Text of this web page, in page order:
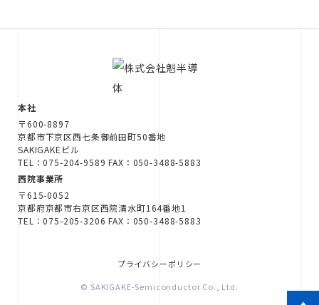
本社
〒600-8897
京都市下京区西七条御前田町50番地
SAKIGAKEビル
TEL：075-204-9589 FAX：050-3488-5883
西院事業所
〒615-0052
京都府京都市右京区西院清水町164番地1
TEL：075-205-3206 FAX：050-3488-5883
プライバシーポリシー
© SAKIGAKE-Semiconductor Co., Ltd.